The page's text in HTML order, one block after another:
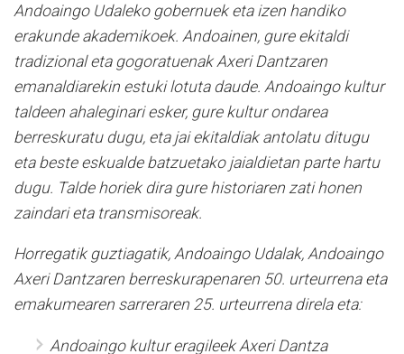
Andoaingo Udaleko gobernuek eta izen handiko
erakunde akademikoek. Andoainen, gure ekitaldi
tradizional eta gogoratuenak Axeri Dantzaren
emanaldiarekin estuki lotuta daude. Andoaingo kultur
taldeen ahaleginari esker, gure kultur ondarea
berreskuratu dugu, eta jai ekitaldiak antolatu ditugu
eta beste eskualde batzuetako jaialdietan parte hartu
dugu. Talde horiek dira gure historiaren zati honen
zaindari eta transmisoreak.
Horregatik guztiagatik, Andoaingo Udalak, Andoaingo
Axeri Dantzaren berreskurapenaren 50. urteurrena eta
emakumearen sarreraren 25. urteurrena direla eta:
Andoaingo kultur eragileek Axeri Dantza